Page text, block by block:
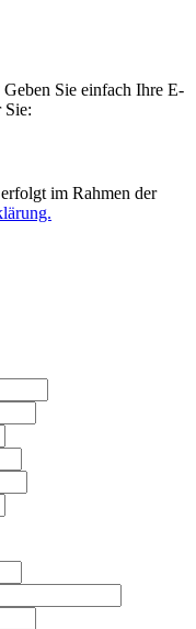
Sie einfach Ihre E-
Sie:
im Rahmen der